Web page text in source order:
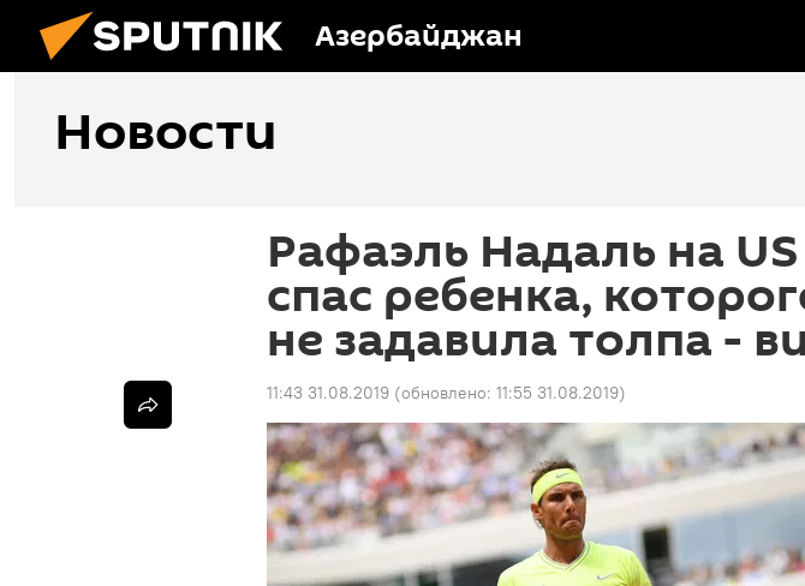
Азербайджан
Новости
Рафаэль Надаль на
спас ребенка,
не задавила толпа -
11:43 31.08.2019 (обновлено: 11:55 31.08.2019)